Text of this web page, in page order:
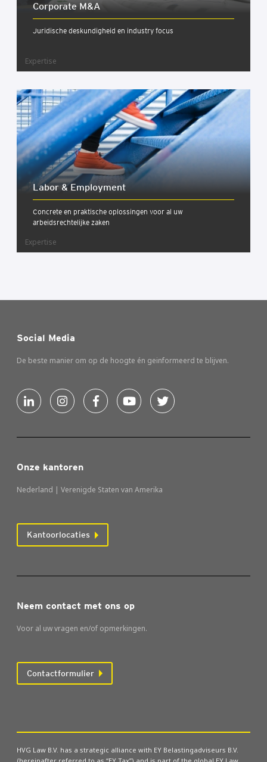
Cor­po­ra­te M&A
Juridische deskundigheid en industry focus
Expertise
Labor & Employ­ment
Concrete en praktische oplossingen voor al uw
arbeidsrechtelijke zaken
Expertise
Onze kantoren
Nederland | Verenigde Staten van Amerika
Kantoorlocaties
Social Media
De beste manier om op de hoogte én geinformeerd te blijven.
Neem contact met ons op
Voor al uw vragen en/of opmerkingen.
Contactformulier
HVG Law B.V. has a strategic alliance with EY Belastingadviseurs B.V.